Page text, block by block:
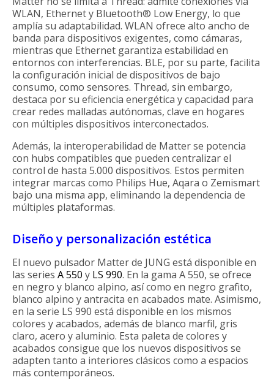
WLAN, Ethernet y Bluetooth® Low Energy, lo que
amplía su adaptabilidad. WLAN ofrece alto ancho de
banda para dispositivos exigentes, como cámaras,
mientras que Ethernet garantiza estabilidad en
entornos con interferencias. BLE, por su parte, facilita
la configuración inicial de dispositivos de bajo
consumo, como sensores. Thread, sin embargo,
destaca por su eficiencia energética y capacidad para
crear redes malladas autónomas, clave en hogares
con múltiples dispositivos interconectados.
Además, la interoperabilidad de Matter se potencia
con hubs compatibles que pueden centralizar el
control de hasta 5.000 dispositivos. Estos permiten
integrar marcas como Philips Hue, Aqara o Zemismart
bajo una misma app, eliminando la dependencia de
múltiples plataformas.
Diseño y personalización estética
El nuevo pulsador Matter de JUNG está disponible en
las series A 550 y LS 990. En la gama A 550, se ofrece
en negro y blanco alpino, así como en negro grafito,
blanco alpino y antracita en acabados mate. Asimismo,
en la serie LS 990 está disponible en los mismos
colores y acabados, además de blanco marfil, gris
claro, acero y aluminio. Esta paleta de colores y
acabados consigue que los nuevos dispositivos se
adapten tanto a interiores clásicos como a espacios
más contemporáneos.